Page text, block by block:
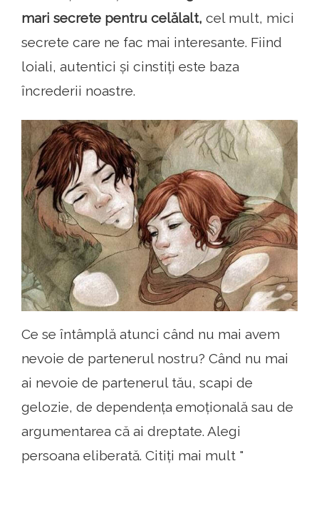
mari secrete pentru celălalt, cel mult, mici
secrete care ne fac mai interesante. Fiind
loiali, autentici și cinstiți este baza
încrederii noastre.
Ce se întâmplă atunci când nu mai avem
nevoie de partenerul nostru? Când nu mai
ai nevoie de partenerul tău, scapi de
gelozie, de dependența emoțională sau de
argumentarea că ai dreptate. Alegi
persoana eliberată. Citiți mai mult "